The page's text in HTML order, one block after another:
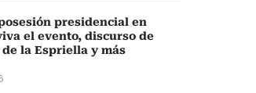
presidencial en
el evento, discurso de
la Espriella y más